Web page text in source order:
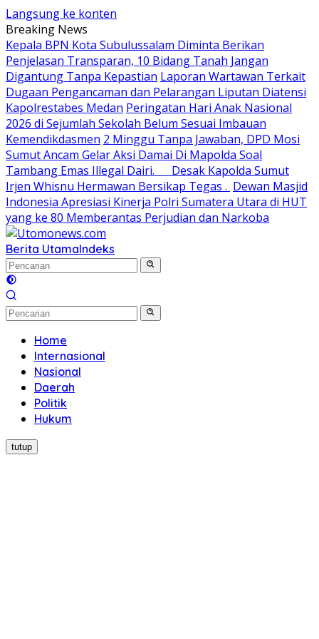
Langsung ke konten
Breaking News
Kepala BPN Kota Subulussalam Diminta Berikan
Penjelasan Transparan, 10 Bidang Tanah Jangan
Digantung Tanpa Kepastian Laporan Wartawan Terkait
Dugaan Pengancaman dan Pelarangan Liputan Diatensi
Kapolrestabes Medan Peringatan Hari Anak Nasional
2026 di Sejumlah Sekolah Belum Sesuai Imbauan
Kemendikdasmen 2 Minggu Tanpa Jawaban, DPD Mosi
Sumut Ancam Gelar Aksi Damai Di Mapolda Soal
Tambang Emas Illegal Dairi. Desak Kapolda Sumut
Irjen Whisnu Hermawan Bersikap Tegas . Dewan Masjid
Indonesia Apresiasi Kinerja Polri Sumatera Utara di HUT
yang ke 80 Memberantas Perjudian dan Narkoba
Berita UtamaIndeks
Home
Internasional
Nasional
Daerah
Politik
Hukum
tutup